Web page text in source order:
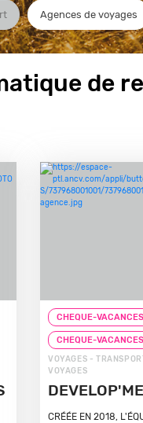
Agences de voyages
de
CHEQUE-
CHEQUE-
VOYAGES -
VOYAGES
CRÉÉE EN 2018,